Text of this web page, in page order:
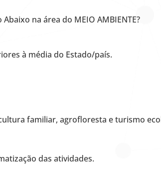
na área do MEIO AMBIENTE?
à média do Estado/país.
familiar, agrofloresta e turismo
das atividades.